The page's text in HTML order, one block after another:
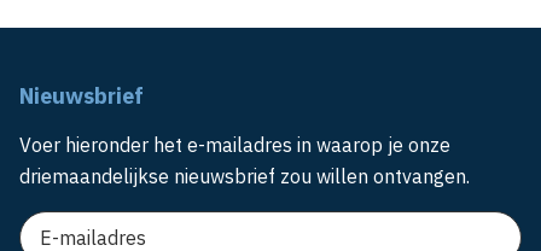
Nieuwsbrief
Voer hieronder het e-mailadres in waarop je onze
driemaandelijkse nieuwsbrief zou willen ontvangen.